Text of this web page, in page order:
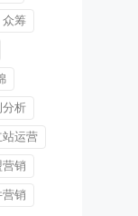
众筹
分析
站运营
销
营销